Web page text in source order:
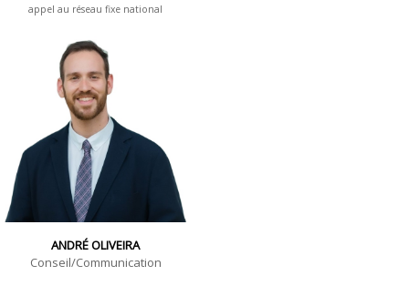
appel au réseau fixe national
ANDRÉ OLIVEIRA
Conseil/Communication